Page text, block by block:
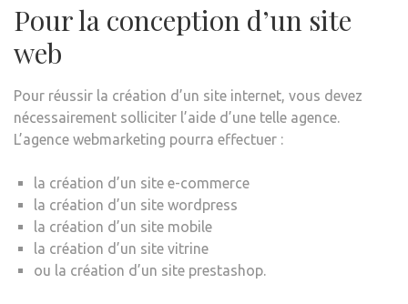
Pour la conception d’un site
web
Pour réussir la création d’un site internet, vous devez
nécessairement solliciter l’aide d’une telle agence.
L’agence webmarketing pourra effectuer :
la création d’un site e-commerce
la création d’un site wordpress
la création d’un site mobile
la création d’un site vitrine
ou la création d’un site prestashop.